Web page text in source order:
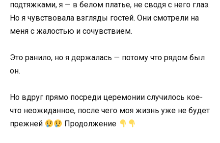
подтяжками, я — в белом платье, не сводя с него глаз.
Но я чувствовала взгляды гостей. Они смотрели на
меня с жалостью и сочувствием.
Это ранило, но я держалась — потому что рядом был
он.
Но вдруг прямо посреди церемонии случилось кое-
что неожиданное, после чего моя жизнь уже не будет
прежней
Продолжение